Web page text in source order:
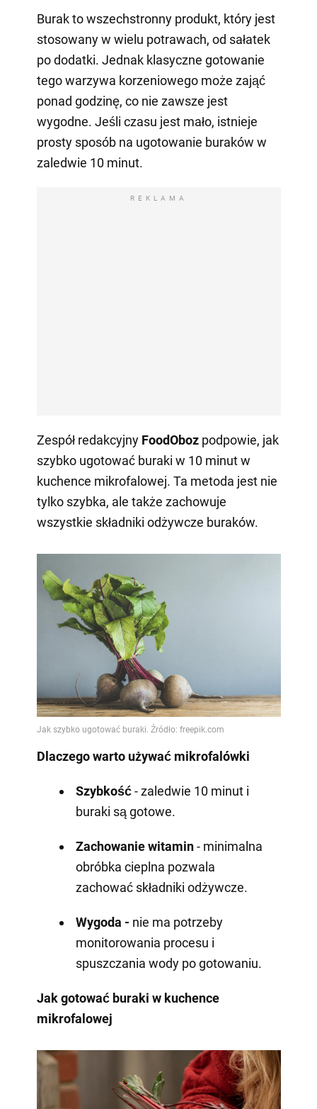
Burak to wszechstronny produkt, który jest
stosowany w wielu potrawach, od sałatek
po dodatki. Jednak klasyczne gotowanie
tego warzywa korzeniowego może zająć
ponad godzinę, co nie zawsze jest
wygodne. Jeśli czasu jest mało, istnieje
prosty sposób na ugotowanie buraków w
zaledwie 10 minut.
REKLAMA
Zespół redakcyjny FoodOboz podpowie, jak
szybko ugotować buraki w 10 minut w
kuchence mikrofalowej. Ta metoda jest nie
tylko szybka, ale także zachowuje
wszystkie składniki odżywcze buraków.
Dlaczego warto używać mikrofalówki
Szybkość- zaledwie 10 minut i
buraki są gotowe.
Zachowanie witamin- minimalna
obróbka cieplna pozwala
zachować składniki odżywcze.
Wygoda - nie ma potrzeby
monitorowania procesu i
spuszczania wody po gotowaniu.
Jak gotować buraki w kuchence
mikrofalowej